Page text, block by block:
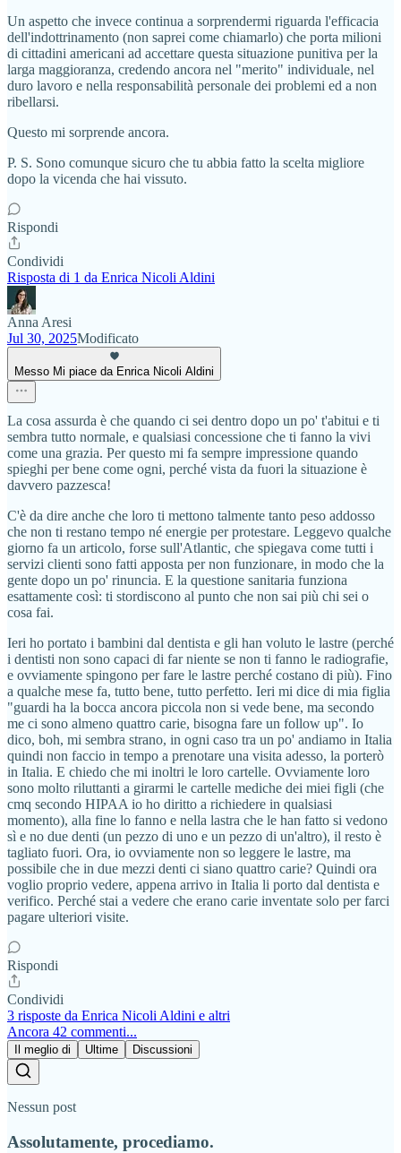
Un aspetto che invece continua a sorprendermi riguarda l'efficacia
dell'indottrinamento (non saprei come chiamarlo) che porta milioni
di cittadini americani ad accettare questa situazione punitiva per la
larga maggioranza, credendo ancora nel "merito" individuale, nel
duro lavoro e nella responsabilità personale dei problemi ed a non
ribellarsi.
Questo mi sorprende ancora.
P. S. Sono comunque sicuro che tu abbia fatto la scelta migliore
dopo la vicenda che hai vissuto.
Rispondi
Condividi
Risposta di 1 da Enrica Nicoli Aldini
Anna Aresi
Jul 30, 2025Modificato
Messo Mi piace da Enrica Nicoli Aldini
La cosa assurda è che quando ci sei dentro dopo un po' t'abitui e ti
sembra tutto normale, e qualsiasi concessione che ti fanno la vivi
come una grazia. Per questo mi fa sempre impressione quando
spieghi per bene come ogni, perché vista da fuori la situazione è
davvero pazzesca!
C'è da dire anche che loro ti mettono talmente tanto peso addosso
che non ti restano tempo né energie per protestare. Leggevo qualche
giorno fa un articolo, forse sull'Atlantic, che spiegava come tutti i
servizi clienti sono fatti apposta per non funzionare, in modo che la
gente dopo un po' rinuncia. E la questione sanitaria funziona
esattamente così: ti stordiscono al punto che non sai più chi sei o
cosa fai.
Ieri ho portato i bambini dal dentista e gli han voluto le lastre (perché
i dentisti non sono capaci di far niente se non ti fanno le radiografie,
e ovviamente spingono per fare le lastre perché costano di più). Fino
a qualche mese fa, tutto bene, tutto perfetto. Ieri mi dice di mia figlia
"guardi ha la bocca ancora piccola non si vede bene, ma secondo
me ci sono almeno quattro carie, bisogna fare un follow up". Io
dico, boh, mi sembra strano, in ogni caso tra un po' andiamo in Italia
quindi non faccio in tempo a prenotare una visita adesso, la porterò
in Italia. E chiedo che mi inoltri le loro cartelle. Ovviamente loro
sono molto riluttanti a girarmi le cartelle mediche dei miei figli (che
cmq secondo HIPAA io ho diritto a richiedere in qualsiasi
momento), alla fine lo fanno e nella lastra che le han fatto si vedono
sì e no due denti (un pezzo di uno e un pezzo di un'altro), il resto è
tagliato fuori. Ora, io ovviamente non so leggere le lastre, ma
possibile che in due mezzi denti ci siano quattro carie? Quindi ora
voglio proprio vedere, appena arrivo in Italia li porto dal dentista e
verifico. Perché stai a vedere che erano carie inventate solo per farci
pagare ulteriori visite.
Rispondi
Condividi
3 risposte da Enrica Nicoli Aldini e altri
Ancora 42 commenti...
Il meglio di Ultime Discussioni
Nessun post
Assolutamente, procediamo.